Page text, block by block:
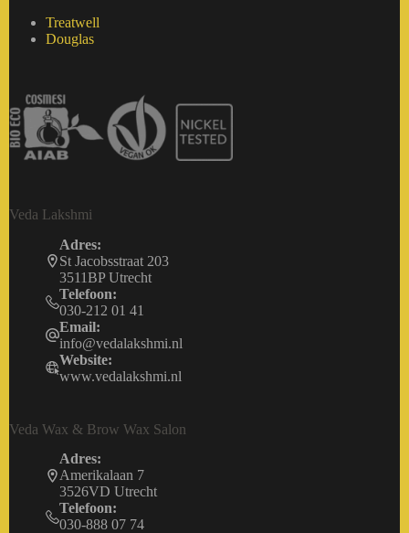
Treatwell
Douglas
Veda Lakshmi
Adres:
St Jacobsstraat 203
3511BP Utrecht
Telefoon:
030-212 01 41
Email:
info@vedalakshmi.nl
Website:
www.vedalakshmi.nl
Veda Wax & Brow Wax Salon
Adres:
Amerikalaan 7
3526VD Utrecht
Telefoon:
030-888 07 74